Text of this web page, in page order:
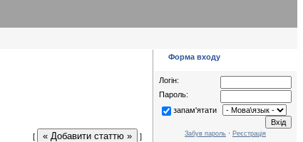
[ « Добавити статтю » ]
Форма входу
Логін:
Пароль:
запам'ятати
Забув пароль · Реєстрація